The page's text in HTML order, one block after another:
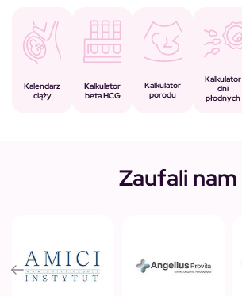
Kalendarz
ciąży
Kalkulator
beta HCG
Kalkulator
porodu
Kalkulator
dni
płodnych
Zaufali nam